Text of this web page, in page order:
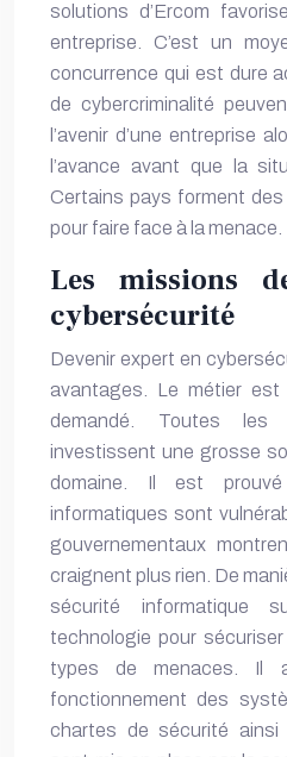
solutions d’Ercom
entreprise. C’est un
concurrence qui est dure
de cybercriminalité
l’avenir d’une entreprise
l’avance avant que la
Certains pays forment
pour faire face à la menace.
Les missions
cybersécurité
Devenir expert en
avantages. Le métier est
demandé. Toutes les
investissent une grosse
domaine. Il est
informatiques sont
gouvernementaux
craignent plus rien. De
sécurité informatique
technologie pour
types de menaces. Il
fonctionnement des
chartes de sécurité ainsi